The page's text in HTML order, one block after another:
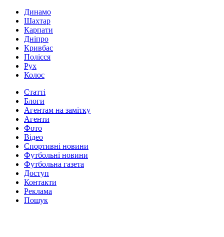
Динамо
Шахтар
Карпати
Дніпро
Кривбас
Полісся
Рух
Колос
Статті
Блоги
Агентам на замітку
Агенти
Фото
Відео
Спортивні новини
Футбольні новини
Футбольна газета
Доступ
Контакти
Реклама
Пошук